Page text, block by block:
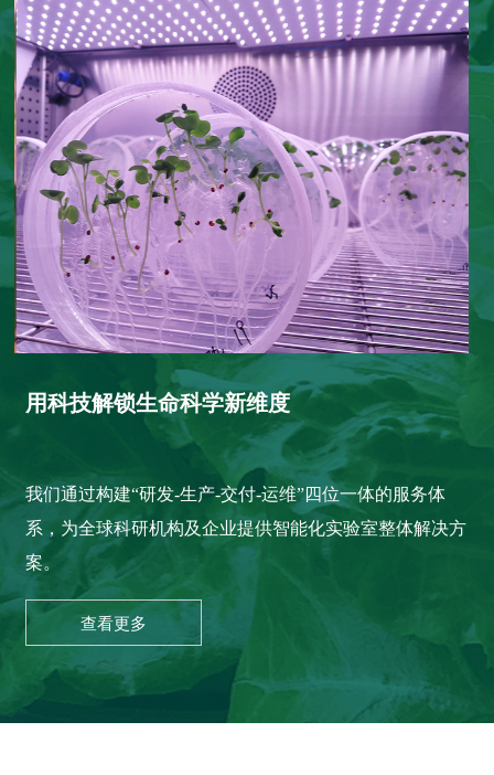
用科技解锁生命科学新维度
我们通过构建“研发-生产-交付-运维”四位一体的服务体
系，为全球科研机构及企业提供智能化实验室整体解决方
案。
查看更多